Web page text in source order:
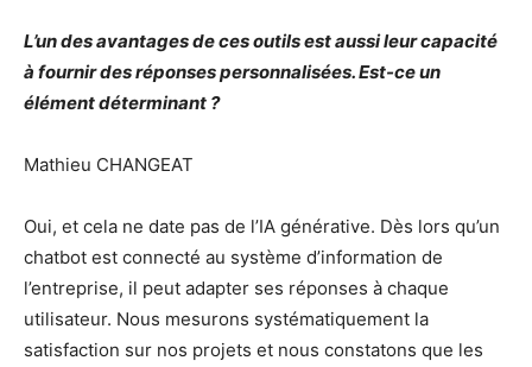
L’un des avantages de ces outils est aussi leur capacité
à fournir des réponses personnalisées. Est-ce un
élément déterminant ?
Mathieu CHANGEAT
Oui, et cela ne date pas de l’IA générative. Dès lors qu’un
chatbot est connecté au système d’information de
l’entreprise, il peut adapter ses réponses à chaque
utilisateur. Nous mesurons systématiquement la
satisfaction sur nos projets et nous constatons que les